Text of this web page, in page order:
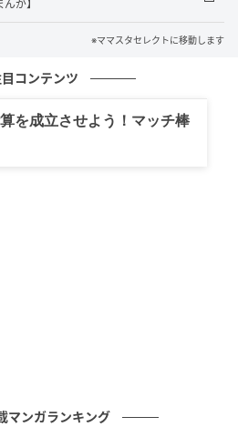
とみる
が】
※ママスタセレクトに移動します
コンテンツ
を成立させよう！マッチ棒
マンガランキング